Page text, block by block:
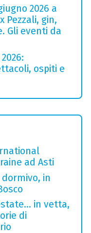
2026 a
Pezzali, gin,
Gli eventi da
ospiti e
ad Asti
in
in vetta,
di